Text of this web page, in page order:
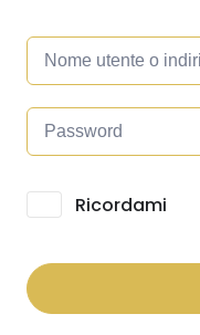
Alternative:
Ricordami